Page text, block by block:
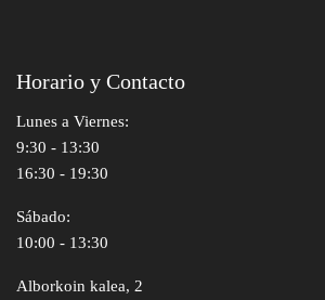
Horario y Contacto
Lunes a Viernes:
9:30 - 13:30
16:30 - 19:30
Sábado:
10:00 - 13:30
Alborkoin kalea, 2